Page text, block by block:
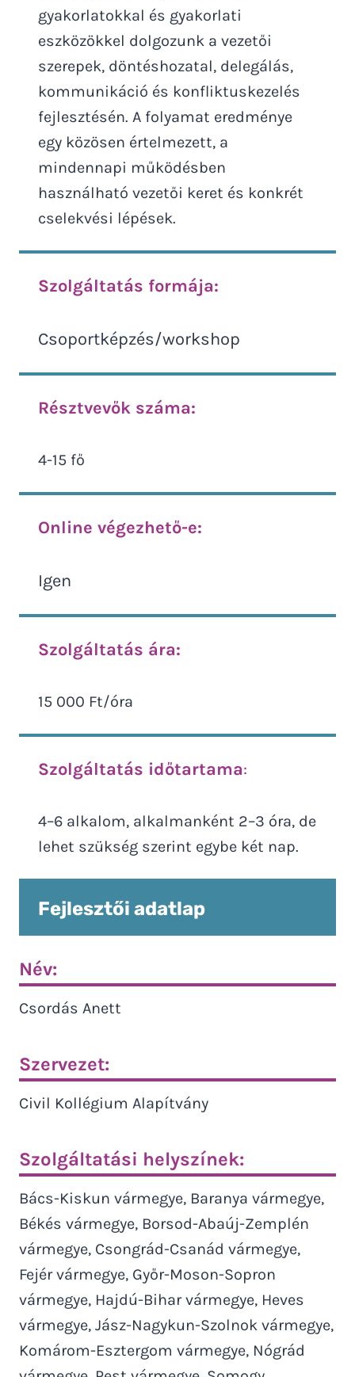
gyakorlatokkal és gyakorlati
eszközökkel dolgozunk a vezetői
szerepek, döntéshozatal, delegálás,
kommunikáció és konfliktuskezelés
fejlesztésén. A folyamat eredménye
egy közösen értelmezett, a
mindennapi működésben
használható vezetői keret és konkrét
cselekvési lépések.
Szolgáltatás formája:
Csoportképzés/workshop
Résztvevők száma:
4-15 fő
Online végezhető-e:
Igen
Szolgáltatás ára:
15 000 Ft/óra
Szolgáltatás időtartama:
4–6 alkalom, alkalmanként 2–3 óra, de
lehet szükség szerint egybe két nap.
Fejlesztői adatlap
Név:
Csordás Anett
Szervezet:
Civil Kollégium Alapítvány
Szolgáltatási helyszínek:
Bács-Kiskun vármegye, Baranya vármegye,
Békés vármegye, Borsod-Abaúj-Zemplén
vármegye, Csongrád-Csanád vármegye,
Fejér vármegye, Győr-Moson-Sopron
vármegye, Hajdú-Bihar vármegye, Heves
vármegye, Jász-Nagykun-Szolnok vármegye,
Komárom-Esztergom vármegye, Nógrád